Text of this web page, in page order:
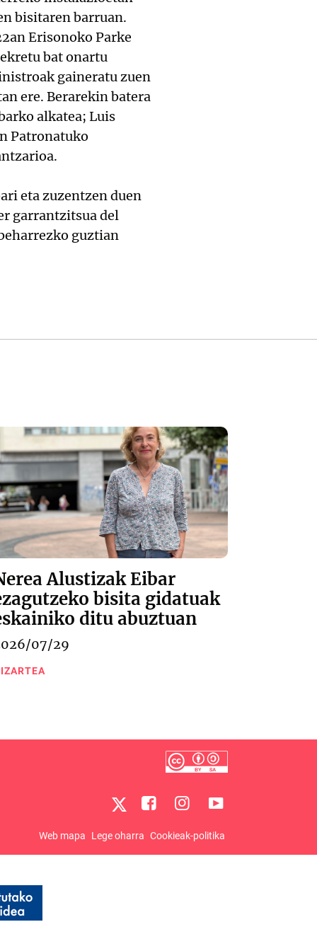
bisitaren barruan.
Erisonoko Parke
bat onartu
gaineratu zuen
ere. Berarekin batera
alkatea; Luis
Patronatuko
eta zuzentzen duen
garrantzitsua del
guztian
Alustizak Eibar
bisita gidatuak
ditu abuztuan
07/29
Web mapa Lege oharra Cookieak-politika